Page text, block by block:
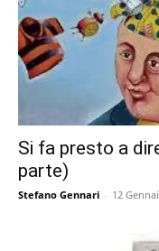
Si fa presto a
parte)
Stefano Gennari - 12